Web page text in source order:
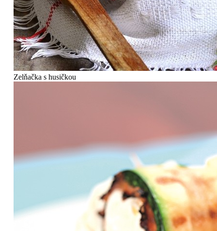
Zelňačka s husičkou